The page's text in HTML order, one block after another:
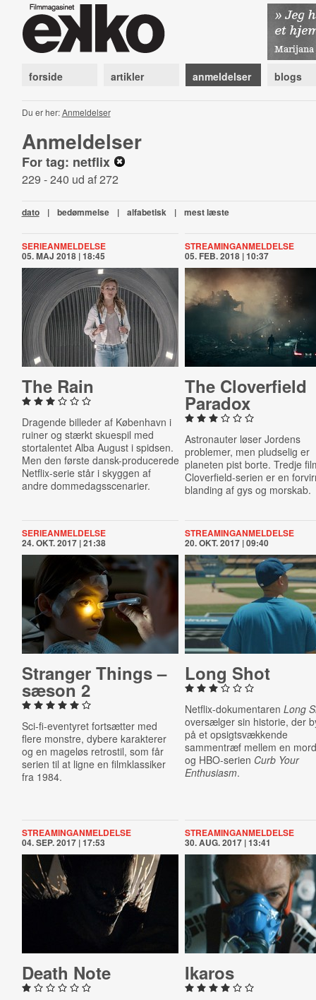
forside artikler anmeldelser blogs
Du er her:Anmeldelser
Anmeldelser
For tag: netflix
229 - 240 ud af 272
dato | bedømmelse | alfabetisk | mest læste
SERIEANMELDELSE
05. MAJ 2018 | 18:45
The Rain
Dragende billeder af København i
ruiner og stærkt skuespil med
stortalentet Alba August i spidsen.
Men den første dansk-producerede
Netflix-serie står i skyggen af
andre dommedagsscenarier.
STREAMINGANMELDELSE
05. FEB. 2018 | 10:37
The Clover­fi­eld
Paradox
Astronauter løser Jordens
problemer, men pludselig er
planeten pist borte. Tredje
Cloverfield-serien er en
blanding af gys og morskab.
SERIEANMELDELSE
24. OKT. 2017 | 21:38
Stranger Things –
sæson 2
Sci-fi-eventyret fortsætter med
flere monstre, dybere karakterer
og en mageløs retrostil, som får
serien til at ligne en filmklassiker
fra 1984.
STREAMINGANMELDELSE
20. OKT. 2017 | 09:40
Long Shot
Netflix-dokumentarenLong
oversælger sin historie, der
på et opsigtsvækkende
sammentræf mellem en
og HBO-serien Curb Your
Enthusiasm.
STREAMINGANMELDELSE
04. SEP. 2017 | 17:53
Death Note
STREAMINGANMELDELSE
30. AUG. 2017 | 13:41
Ikaros